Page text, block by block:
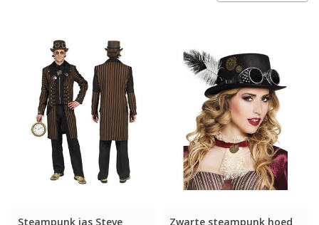
Steampunk jas Steve
Zwarte steampunk hoed